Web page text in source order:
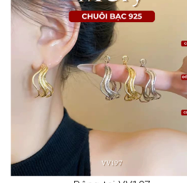
➤ Phong cách: Basic - Classic -
➤ Kiểu dáng: Thanh lịch, thời
phối đồ.
➤ Thiết kế: Tinh xảo, tỉ mĩ, độ
HƯỚNG DẪN BẢO QUẢN:
➤ Vệ sinh sản phẩm loại bỏ mồ
➤ Bảo quản trong túi hoặc hộp
➤ Tránh va đập, chơi thể thao,